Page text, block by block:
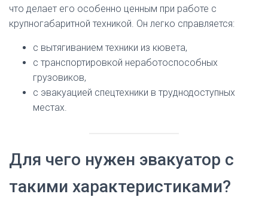
что делает его особенно ценным при работе с
крупногабаритной техникой. Он легко справляется:
с вытягиванием техники из кювета,
с транспортировкой неработоспособных
грузовиков,
с эвакуацией спецтехники в труднодоступных
местах.
Для чего нужен эвакуатор с
такими характеристиками?